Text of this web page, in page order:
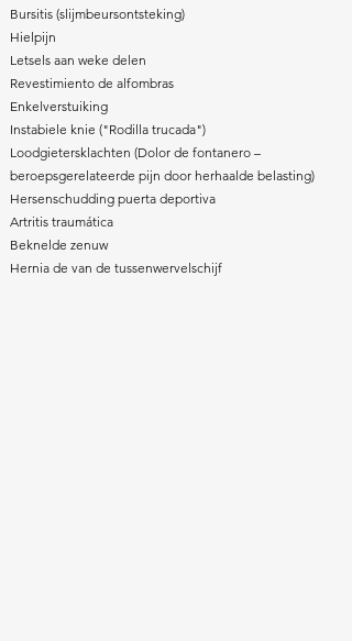
Bursitis (slijmbeursontsteking)
Hielpijn
Letsels aan weke delen
Revestimiento de alfombras
Enkelverstuiking
Instabiele knie ("Rodilla trucada")
Loodgietersklachten (Dolor de fontanero –
beroepsgerelateerde pijn door herhaalde belasting)
Hersenschudding puerta deportiva
Artritis traumática
Beknelde zenuw
Hernia de van de tussenwervelschijf